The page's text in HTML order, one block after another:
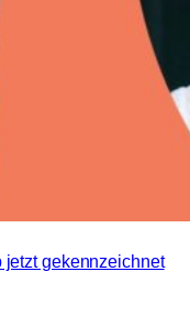
jetzt gekennzeichnet